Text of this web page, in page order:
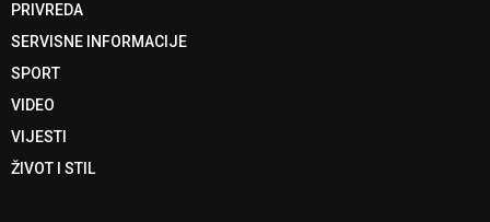
PRIVREDA
SERVISNE INFORMACIJE
SPORT
VIDEO
VIJESTI
ŽIVOT I STIL